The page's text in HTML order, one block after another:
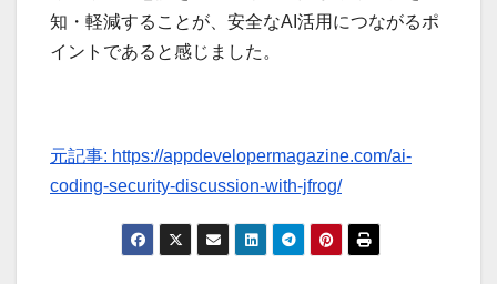
知・軽減することが、安全なAI活用につながるポ
イントであると感じました。
元記事: https://appdevelopermagazine.com/ai-
coding-security-discussion-with-jfrog/